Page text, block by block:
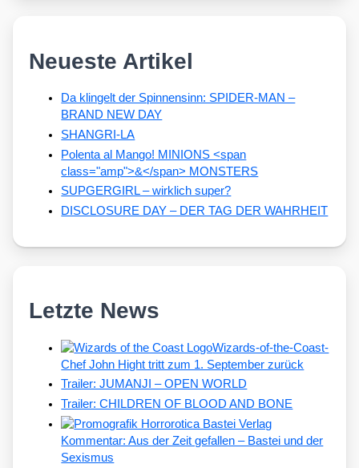
Neueste Artikel
Da klingelt der Spinnensinn: SPIDER-MAN –
BRAND NEW DAY
SHANGRI-LA
Polenta al Mango! MINIONS <span
class="amp">&</span> MONSTERS
SUPGERGIRL – wirklich super?
DISCLOSURE DAY – DER TAG DER WAHRHEIT
Letzte News
Wizards-of-the-Coast-
Chef John Hight tritt zum 1. September zurück
Trailer: JUMANJI – OPEN WORLD
Trailer: CHILDREN OF BLOOD AND BONE
Kommentar: Aus der Zeit gefallen – Bastei und der
Sexismus